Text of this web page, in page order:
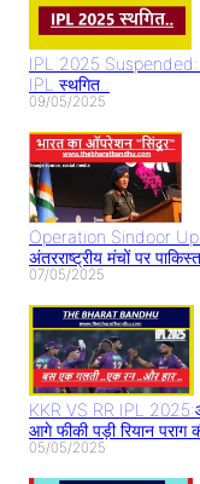
IPL 2025 Suspended:
IPL स्थगित..
09/05/2025
Operation Sindoor
अंतरराष्ट्रीय मंचों पर
07/05/2025
KKR VS RR IPL
आगे फीकी पड़ी रियान
05/05/2025